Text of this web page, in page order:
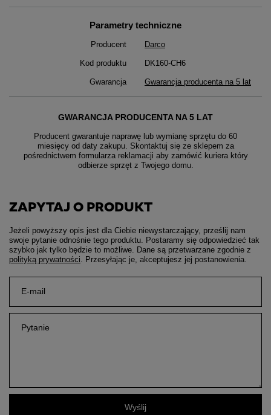
Parametry techniczne
Producent Darco
Kod produktu DK160-CH6
Gwarancja Gwarancja producenta na 5 lat
GWARANCJA PRODUCENTA NA 5 LAT
Producent gwarantuje naprawę lub wymianę sprzętu do 60
miesięcy od daty zakupu. Skontaktuj się ze sklepem za
pośrednictwem formularza reklamacji aby zamówić kuriera który
odbierze sprzęt z Twojego domu.
ZAPYTAJ O PRODUKT
Jeżeli powyższy opis jest dla Ciebie niewystarczający, prześlij nam
swoje pytanie odnośnie tego produktu. Postaramy się odpowiedzieć tak
szybko jak tylko będzie to możliwe. Dane są przetwarzane zgodnie z
polityką prywatności . Przesyłając je, akceptujesz jej postanowienia.
E-mail
Pytanie
Wyślij